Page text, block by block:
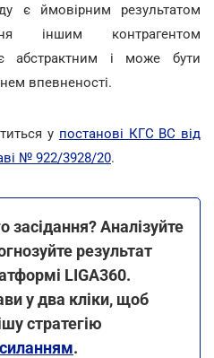
є ймовірним результатом
іншим контрагентом
абстрактним і може бути
впевненості.
у постанові КГС ВС від
№ 922/3928/20.
засідання? Аналізуйте
результат
LIGA360.
у два кліки, щоб
стратегію
.